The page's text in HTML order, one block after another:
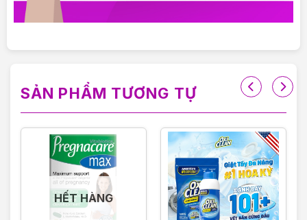
———————————
VIOLET PHAM – CHẤT LƯỢNG ĐI CÙNG TÂM
SẢN PHẨM TƯƠNG TỰ
HẾT HÀNG